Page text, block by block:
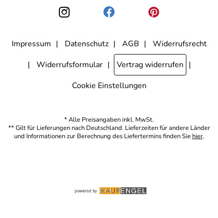
Stahl Möbel von Metall & Gestaltung aus. Sie stellen
keinen Mangel oder Reklamationsgrund dar.
den Link "Abmelden" am Ende des Newsletters anklicke. Die
Datenschutzerklärung
habe ich zur Kenntnis genommen.
Impressum Datenschutz AGB
Widerrufsrecht
Widerrufsformular
Vertrag widerrufen
Cookie Einstellungen
* Alle Preisangaben inkl. MwSt.
** Gilt für Lieferungen nach Deutschland. Lieferzeiten für andere Länder
und Informationen zur Berechnung des Liefertermins finden Sie hier.